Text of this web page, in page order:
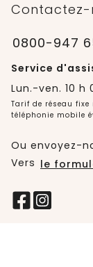
Contactez-
0800-947
Service
Lun.-ven. 10 h
Tarif de réseau
téléphonie mobile
Ou envoyez-
Vers le